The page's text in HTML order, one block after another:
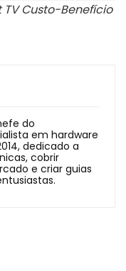
TV Custo-Benefício
do
em hardware
dedicado a
cobrir
e criar guias